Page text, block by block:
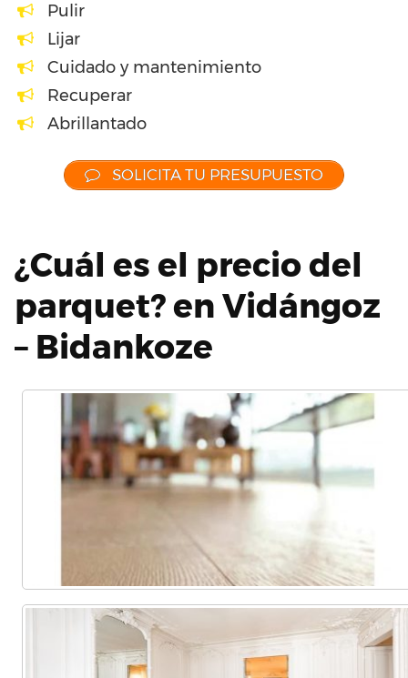
Pulir
Lijar
Cuidado y mantenimiento
Recuperar
Abrillantado
SOLICITA TU PRESUPUESTO
¿Cuál es el precio del
parquet? en Vidángoz
– Bidankoze